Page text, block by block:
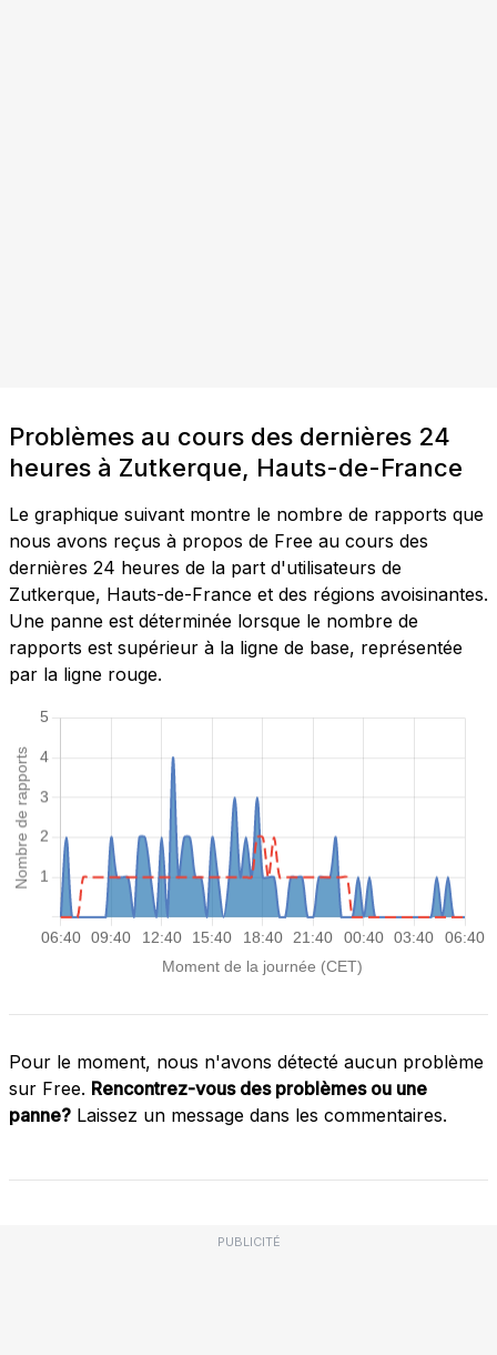
Problèmes au cours des dernières 24
heures à Zutkerque, Hauts-de-France
Le graphique suivant montre le nombre de rapports que
nous avons reçus à propos de Free au cours des
dernières 24 heures de la part d'utilisateurs de
Zutkerque, Hauts-de-France et des régions avoisinantes.
Une panne est déterminée lorsque le nombre de
rapports est supérieur à la ligne de base, représentée
par la ligne rouge.
Pour le moment, nous n'avons détecté aucun problème
sur Free. Rencontrez-vous des problèmes ou une
panne? Laissez un message dans les commentaires.
PUBLICITÉ